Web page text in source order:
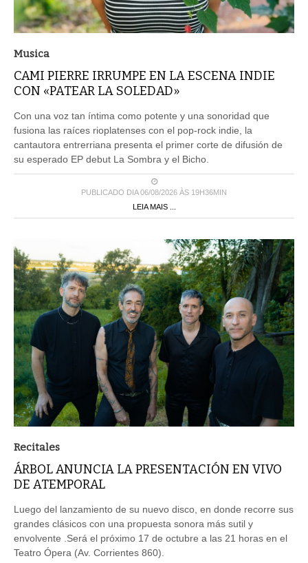
Musica
CAMI PIERRE IRRUMPE EN LA ESCENA INDIE
CON «PATEAR LA SOLEDAD»
Con una voz tan íntima como potente y una sonoridad que
fusiona las raíces rioplatenses con el pop-rock indie, la
cantautora entrerriana presenta el primer corte de difusión de
su esperado EP debut La Sombra y el Bicho.
PUBLICADO DIA 06/08/2026 ÀS 19H36MIN
LEIA MAIS ...
Recitales
ÁRBOL ANUNCIA LA PRESENTACIÓN EN VIVO
DE ATEMPORAL
Luego del lanzamiento de su nuevo disco, en donde recorre sus
grandes clásicos con una propuesta sonora más sutil y
envolvente .Será el próximo 17 de octubre a las 21 horas en el
Teatro Ópera (Av. Corrientes 860).